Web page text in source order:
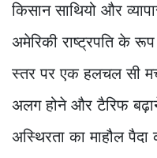
किसान साथियो और
अमेरिकी राष्ट्रपति के
स्तर पर एक हलचल सी
अलग होने और टैरिफ
अस्थिरता का माहौल